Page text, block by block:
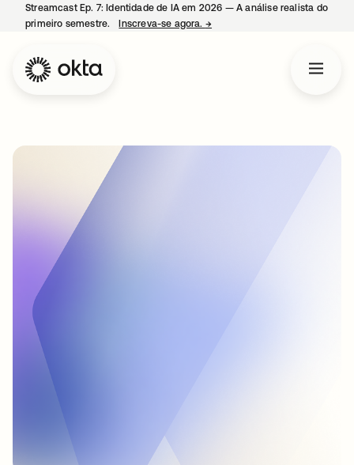
Streamcast Ep. 7: Identidade de IA em 2026 — A análise realista do
primeiro semestre.
Inscreva-se agora. →